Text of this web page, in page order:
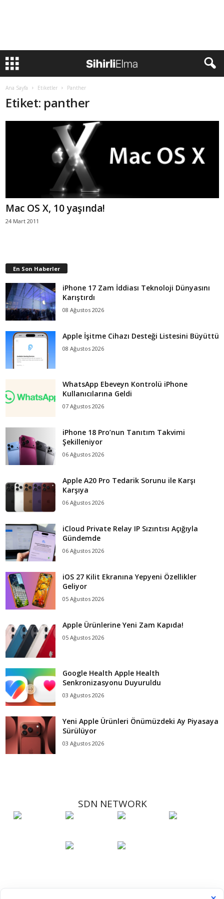
Ana Sayfa Etiketler Panther
Etiket: panther
Mac OS X, 10 yaşında!
24 Mart 2011
En Son Haberler
iPhone 17 Zam İddiası Teknoloji Dünyasını
Karıştırdı
08 Ağustos 2026
Apple İşitme Cihazı Desteği Listesini Büyüttü
08 Ağustos 2026
WhatsApp Ebeveyn Kontrolü iPhone
Kullanıcılarına Geldi
07 Ağustos 2026
iPhone 18 Pro’nun Tanıtım Takvimi
Şekilleniyor
06 Ağustos 2026
Apple A20 Pro Tedarik Sorunu ile Karşı
Karşıya
06 Ağustos 2026
iCloud Private Relay IP Sızıntısı Açığıyla
Gündemde
06 Ağustos 2026
iOS 27 Kilit Ekranına Yepyeni Özellikler
Geliyor
05 Ağustos 2026
Apple Ürünlerine Yeni Zam Kapıda!
05 Ağustos 2026
Google Health Apple Health
Senkronizasyonu Duyuruldu
03 Ağustos 2026
Yeni Apple Ürünleri Önümüzdeki Ay Piyasaya
Sürülüyor
03 Ağustos 2026
SDN NETWORK